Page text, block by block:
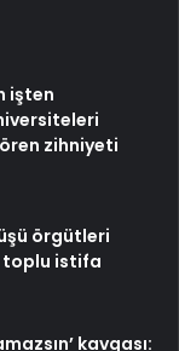
işten
zihniyeti
örgütleri
toplu istifa
kavgası: